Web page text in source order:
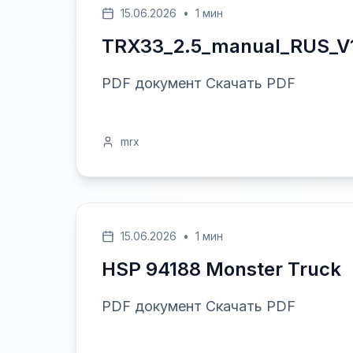
15.06.2026 • 1 мин
PDF документ Скачать PDF
mrx
15.06.2026 • 1 мин
HSP 94188 Monster Truck
PDF документ Скачать PDF